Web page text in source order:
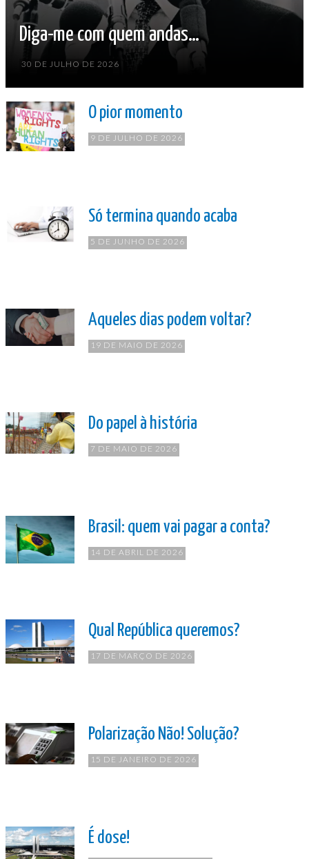
Diga-me com quem andas…
30 DE JULHO DE 2026
O pior momento
9 DE JULHO DE 2026
Só termina quando acaba
5 DE JUNHO DE 2026
Aqueles dias podem voltar?
19 DE MAIO DE 2026
Do papel à história
7 DE MAIO DE 2026
Brasil: quem vai pagar a conta?
14 DE ABRIL DE 2026
Qual República queremos?
17 DE MARÇO DE 2026
Polarização Não! Solução?
15 DE JANEIRO DE 2026
É dose!